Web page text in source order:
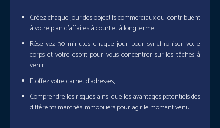
Créez chaque jour des objectifs commerciaux qui contribuent
à votre plan d’affaires à court et à long terme.
Réservez 30 minutes chaque jour pour synchroniser votre
corps et votre esprit pour vous concentrer sur les tâches à
venir.
Etoffez votre carnet d’adresses,
Comprendre les risques ainsi que les avantages potentiels des
différents marchés immobiliers pour agir le moment venu.